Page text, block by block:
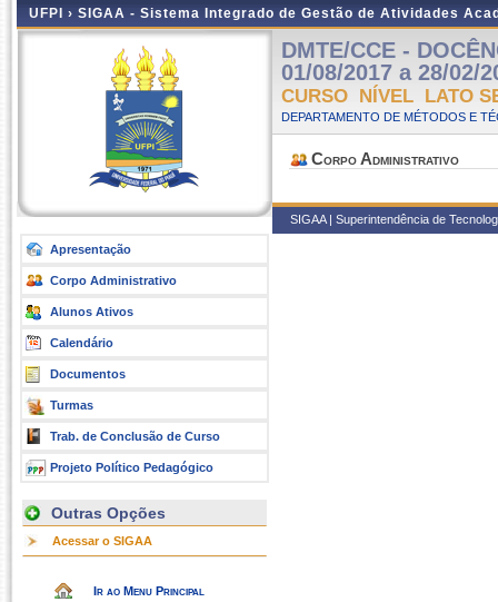
UFPI › SIGAA - Sistema Integrado de Gestão de Atividades
Apresentação
Corpo Administrativo
Alunos Ativos
Calendário
Documentos
Turmas
Trab. de Conclusão de Curso
Projeto Político Pedagógico
Outras Opções
Acessar o SIGAA
Ir ao Menu Principal
DMTE/CCE -
01/08/2017 a 28/02/
CURSO NÍVEL LATO
DEPARTAMENTO DE MÉTODOS E
Corpo Administrativo
SIGAA | Superintendência de